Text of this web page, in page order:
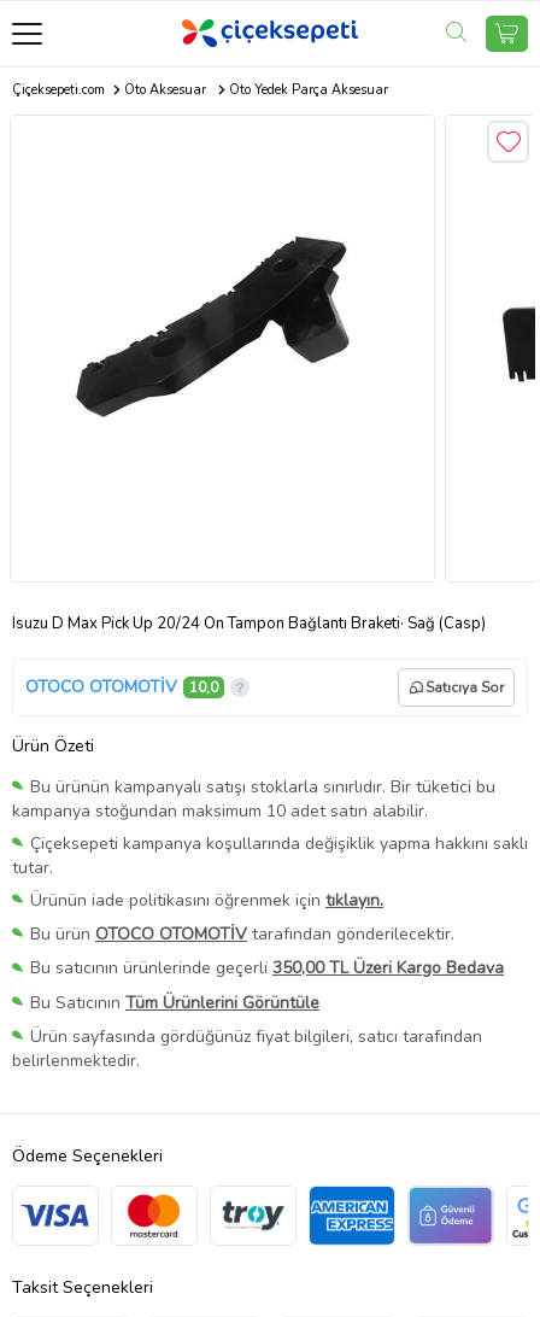
Çiçeksepeti.com Oto Aksesuar Oto Yedek Parça Aksesuar
Isuzu D Max Pick Up 20/24 Ön Tampon Bağlantı Braketi· Sağ (Casp)
OTOCO OTOMOTİV 10,0 Satıcıya Sor
Ürün Özeti
Bu ürünün kampanyalı satışı stoklarla sınırlıdır. Bir tüketici bu
kampanya stoğundan maksimum 10 adet satın alabilir.
Çiçeksepeti kampanya koşullarında değişiklik yapma hakkını saklı
tutar.
Ürünün iade politikasını öğrenmek için tıklayın.
Bu ürün OTOCO OTOMOTİV tarafından gönderilecektir.
Bu satıcının ürünlerinde geçerli 350,00 TL Üzeri Kargo Bedava
Bu Satıcının Tüm Ürünlerini Görüntüle
Ürün sayfasında gördüğünüz fiyat bilgileri, satıcı tarafından
belirlenmektedir.
Ödeme Seçenekleri
Taksit Seçenekleri